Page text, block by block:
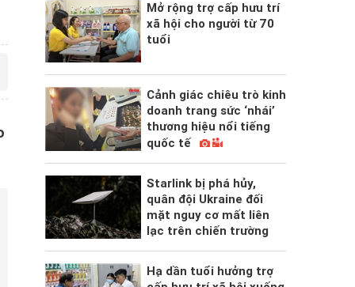
Mở rộng trợ cấp hưu trí
xã hội cho người từ 70
tuổi
Cảnh giác chiêu trò kinh
doanh trang sức ‘nhái’
thương hiệu nổi tiếng
quốc tế
Starlink bị phá hủy,
quân đội Ukraine đối
mặt nguy cơ mất liên
lạc trên chiến trường
Hạ dần tuổi hưởng trợ